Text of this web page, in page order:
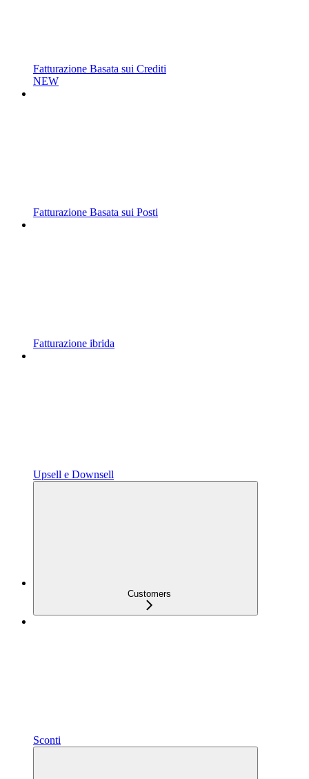
Fatturazione Basata sui Crediti
NEW
Fatturazione Basata sui Posti
Fatturazione ibrida
Upsell e Downsell
Customers
Sconti